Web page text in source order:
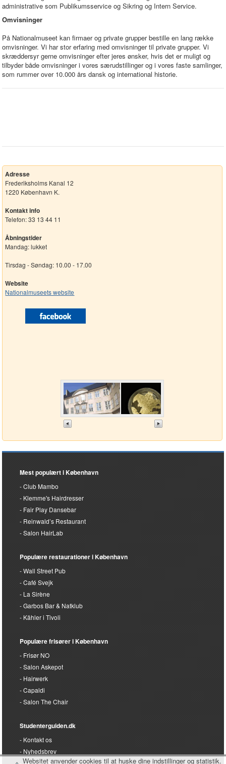
administrative som Publikumsservice og Sikring og Intern Service.
Omvisninger
På Nationalmuseet kan firmaer og private grupper bestille en lang række
omvisninger. Vi har stor erfaring med omvisninger til private grupper. Vi
skræddersyr gerne omvisninger efter jeres ønsker, hvis det er muligt og
tilbyder både omvisninger i vores særudstillinger og i vores faste samlinger,
som rummer over 10.000 års dansk og international historie.
Adresse
Frederiksholms Kanal 12
1220 København K.
Kontakt info
Telefon: 33 13 44 11
Åbningstider
Mandag: lukket
Tirsdag - Søndag: 10.00 - 17.00
Website
Nationalmuseets website
Mest populært i København
Club Mambo
Klemme's Hairdresser
Salon HairLab
Populære restaurationer i København
Wall Street Pub
Café Svejk
Kähler i Tivoli
Populære frisører i København
Frisør NO
Salon Askepot
Studenterguiden.dk
Websitet anvender cookies til at huske dine indstillinger og statistik.